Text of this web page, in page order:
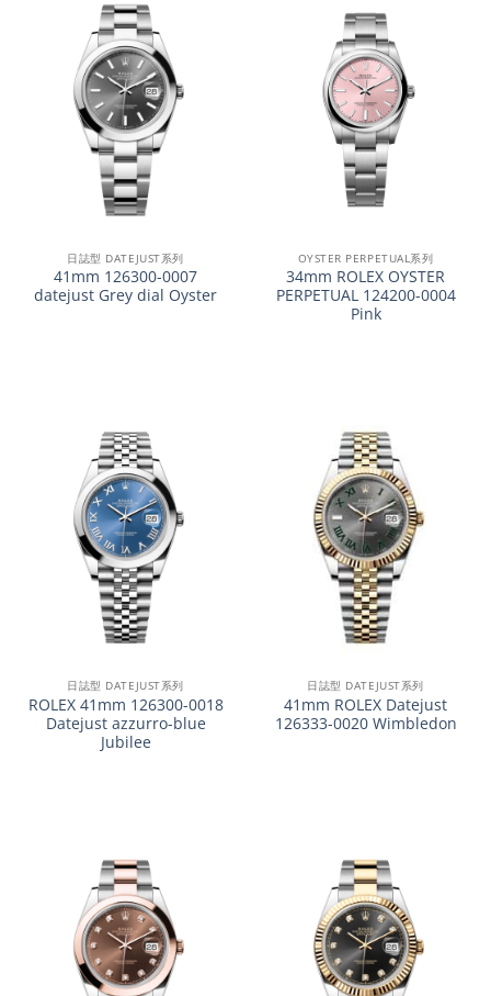
日誌型 DATEJUST系列
41mm 126300-0007
datejust Grey dial Oyster
OYSTER PERPETUAL系列
34mm ROLEX OYSTER
PERPETUAL 124200-0004
Pink
日誌型 DATEJUST系列
ROLEX 41mm 126300-0018
Datejust azzurro-blue
Jubilee
日誌型 DATEJUST系列
41mm ROLEX Datejust
126333-0020 Wimbledon